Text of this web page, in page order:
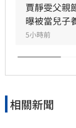
在門外落淚
父親曬太陽
父親，沒想到
後便陷入永
中最深的遺憾
關係，但錯過
賈靜雯父親
曝被當兒子
5小時前
相關新聞